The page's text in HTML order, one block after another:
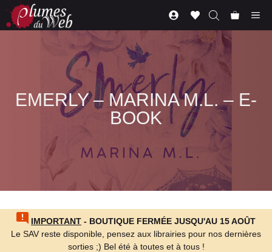
Aller
contenu
EMERLY – MARINA M.L. – E-
BOOK
IMPORTANT - BOUTIQUE FERMÉE JUSQU'AU 15 AOÛT
Le SAV reste disponible, pensez aux librairies pour nos dernières
sorties ;) Bel été à toutes et à tous !